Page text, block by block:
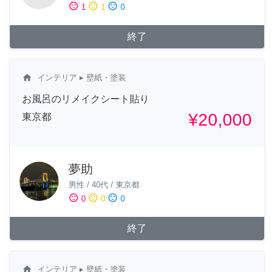
sentiment_satisfied 1 sentiment_neutral 1 sentiment_dissatisfied 0
終了
home インテリア ▸ 壁紙・塗装
お風呂のリメイクシート貼り
東京都
¥20,000
夢助
男性 / 40代 / 東京都
sentiment_satisfied 0 sentiment_neutral 0 sentiment_dissatisfied 0
終了
home インテリア ▸ 壁紙・塗装